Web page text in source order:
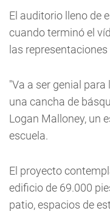
El auditorio lleno de
cuando terminó el
las
"Va a ser genial
una cancha de
Logan Malloney, un
escuela.
El proyecto
edificio de 69.000
patio, espacios de